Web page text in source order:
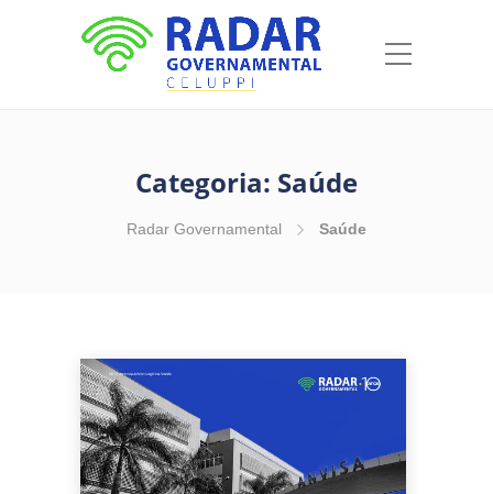
Categoria: Saúde
Radar Governamental Saúde